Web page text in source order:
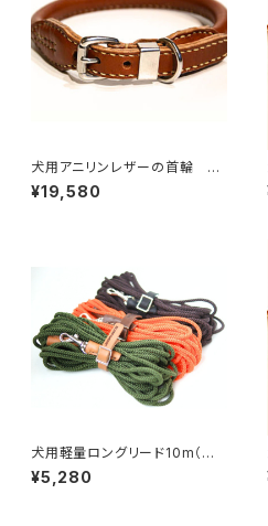
犬用アニリンレザーの首輪 ~2
9cmまで 【受注製作】LOVE&
PEACE&DOGSオリジナル
¥19,580
犬用軽量ロングリード10m（超
小型犬・小型犬向け）【受注製
作】LOVE&PEACE&DOGSオリ
¥5,280